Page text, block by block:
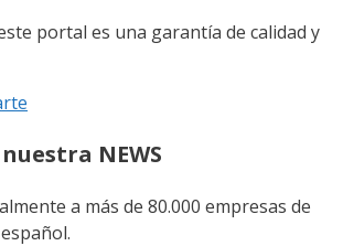
portal es una garantía de calidad y
NEWS
a más de 80.000 empresas de